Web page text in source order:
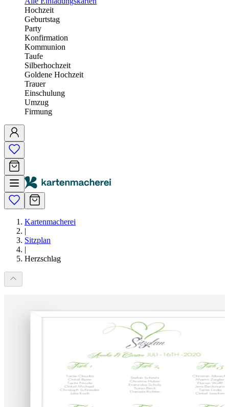
Hochzeit
Geburtstag
Party
Konfirmation
Kommunion
Taufe
Silberhochzeit
Goldene Hochzeit
Trauer
Einschulung
Umzug
Firmung
Kartenmacherei
|
Sitzplan
|
Herzschlag